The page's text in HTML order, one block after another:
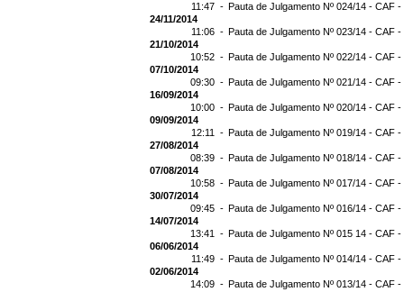
11:47 - Pauta de Julgamento Nº 024/14 - CAF
24/11/2014
11:06 - Pauta de Julgamento Nº 023/14 - CAF -
21/10/2014
10:52 - Pauta de Julgamento Nº 022/14 - CAF
07/10/2014
09:30 - Pauta de Julgamento Nº 021/14 - CAF
16/09/2014
10:00 - Pauta de Julgamento Nº 020/14 - CAF
09/09/2014
12:11 - Pauta de Julgamento Nº 019/14 - CAF
27/08/2014
08:39 - Pauta de Julgamento Nº 018/14 - CAF
07/08/2014
10:58 - Pauta de Julgamento Nº 017/14 - CAF -
30/07/2014
09:45 - Pauta de Julgamento Nº 016/14 - CAF
14/07/2014
13:41 - Pauta de Julgamento Nº 015 14 - CAF
06/06/2014
11:49 - Pauta de Julgamento Nº 014/14 - CAF -
02/06/2014
14:09 - Pauta de Julgamento Nº 013/14 - CAF